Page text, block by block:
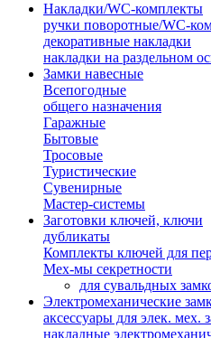
Накладки/WC-комплекты
ручки поворотные/WC-
декоративные накладки
накладки на раздельном
Замки навесные
Всепогодные
общего назначения
Гаражные
Бытовые
Тросовые
Туристические
Сувенирные
Мастер-системы
Заготовки ключей, ключи
дубликаты
Комплекты ключей для
Мех-мы секретности
для сувальдных
Электромеханические
аксессуары для элек. мех.
накладные